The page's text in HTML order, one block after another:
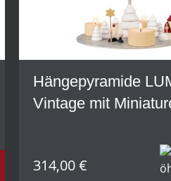
Hängepyramide
Vintage mit
314,00 €